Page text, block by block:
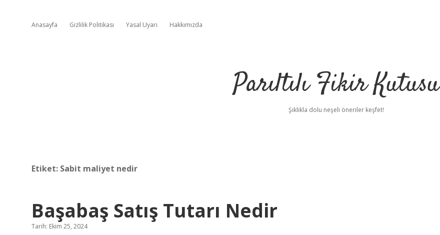
Anasayfa Gizlilik Politikası Yasal Uyarı Hakkımızda
Parıltılı Fikir Kutusu
Şıklıkla dolu neşeli öneriler keşfet!
Etiket: Sabit maliyet nedir
Başabaş Satış Tutarı Nedir
Tarih: Ekim 25, 2024